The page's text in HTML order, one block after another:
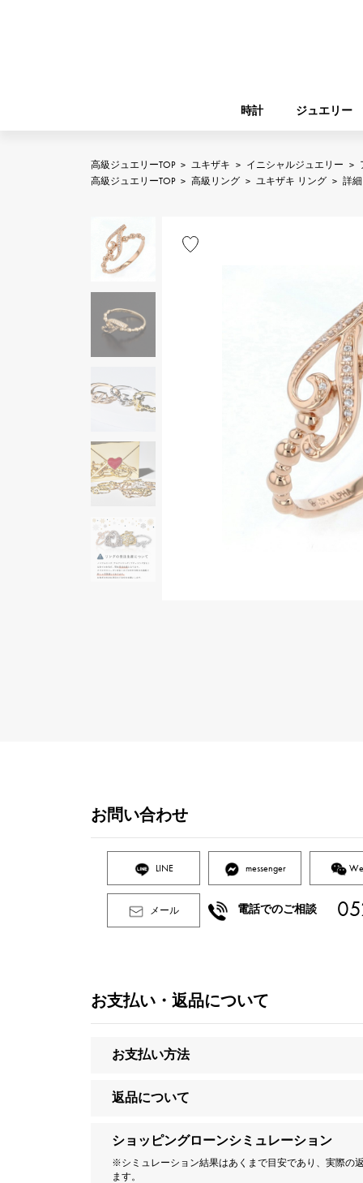
時計 ジュエリー
ROLEX
A.LANGE & SOHNE
YUKIZAKIジュエリー
REGALIA
バーキン
高級ジュエリーTOP > ユキザキ > イニシャルジュエリー >
高級ジュエリーTOP > 高級リング > ユキザキ リング > 詳細
お問い合わせ
LINE messenger
メール 電話でのご相談
お支払い・返品について
お支払い方法
返品について
ショッピングローンシミュレーション
※シミュレーション結果はあくまで目安であり、実際の
ます。